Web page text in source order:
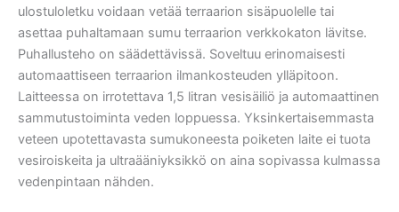
ulostuloletku voidaan vetää terraarion sisäpuolelle tai
asettaa puhaltamaan sumu terraarion verkkokaton lävitse.
Puhallusteho on säädettävissä. Soveltuu erinomaisesti
automaattiseen terraarion ilmankosteuden ylläpitoon.
Laitteessa on irrotettava 1,5 litran vesisäiliö ja automaattinen
sammutustoiminta veden loppuessa. Yksinkertaisemmasta
veteen upotettavasta sumukoneesta poiketen laite ei tuota
vesiroiskeita ja ultraääniyksikkö on aina sopivassa kulmassa
vedenpintaan nähden.